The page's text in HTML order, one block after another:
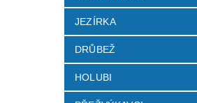
JEZÍRKA
DRŮBEŽ
HOLUBI